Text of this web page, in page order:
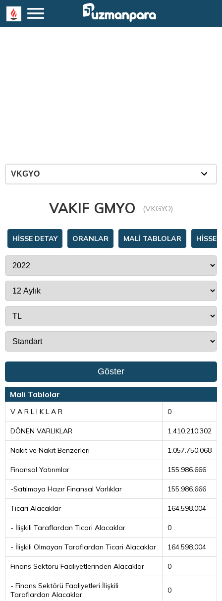
VAKIF GMYO (VKGYO)
HİSSE DETAY ORANLAR MALİ TABLOLAR HİSSE
Göster
Mali Tablolar
V A R L I K L A R 0
DÖNEN VARLIKLAR 1.410.210.302
Nakit ve Nakit Benzerleri 1.057.750.068
Finansal Yatırımlar 155.986.666
-Satılmaya Hazır Finansal Varlıklar 155.986.666
Ticari Alacaklar 164.598.004
- İlişkili Taraflardan Ticari Alacaklar 0
- İlişkili Olmayan Taraflardan Ticari Alacaklar 164.598.004
Finans Sektörü Faaliyetlerinden Alacaklar 0
- Finans Sektörü Faaliyetleri İlişkili
Taraflardan Alacaklar
0